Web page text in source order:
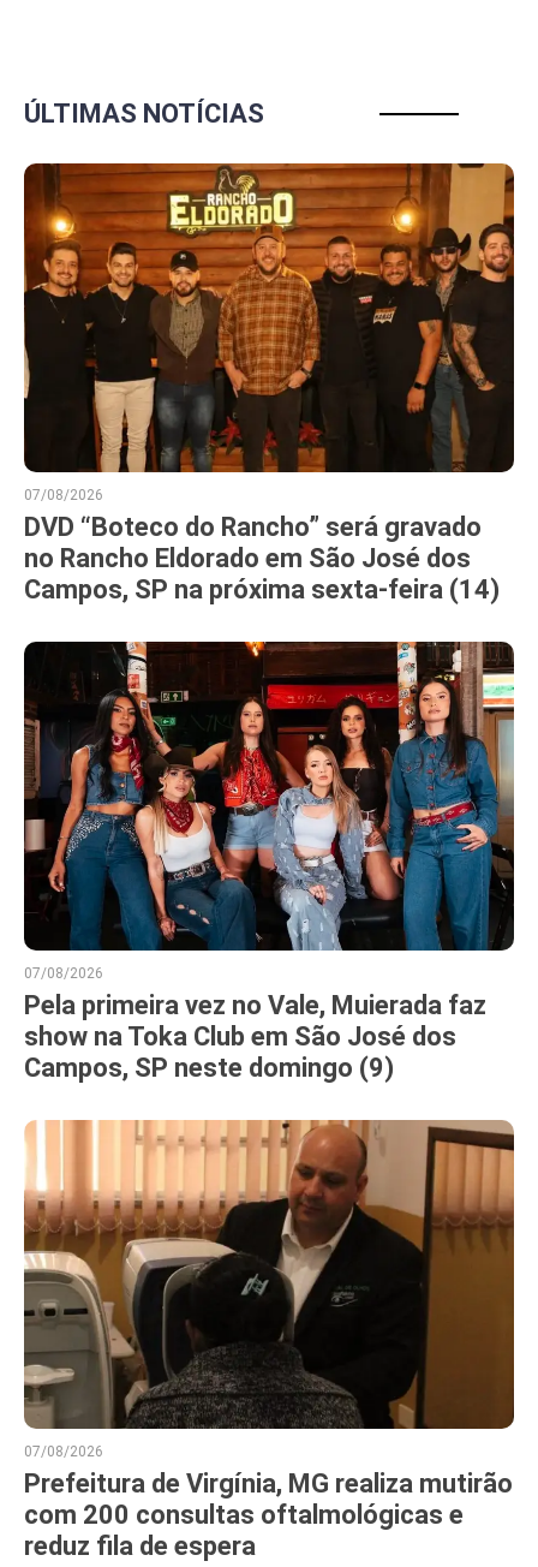
ÚLTIMAS NOTÍCIAS
07/08/2026
DVD “Boteco do Rancho” será gravado
no Rancho Eldorado em São José dos
Campos, SP na próxima sexta-feira (14)
07/08/2026
Pela primeira vez no Vale, Muierada faz
show na Toka Club em São José dos
Campos, SP neste domingo (9)
07/08/2026
Prefeitura de Virgínia, MG realiza mutirão
com 200 consultas oftalmológicas e
reduz fila de espera